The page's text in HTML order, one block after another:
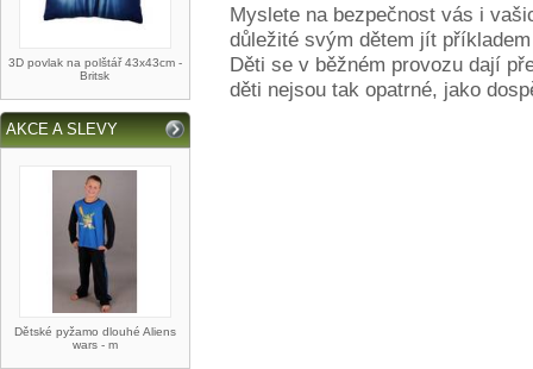
3D povlak na polštář 43x43cm -
Britsk
AKCE A SLEVY
Dětské pyžamo dlouhé Aliens
wars - m
Myslete na bezpečnost vás i
důležité svým dětem jít
Děti se v běžném provozu dají
děti nejsou tak opatrné, jako